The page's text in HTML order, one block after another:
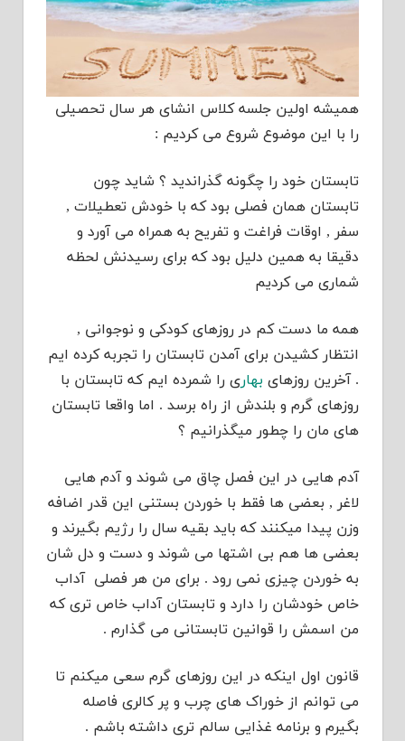
همیشه اولین جلسه کلاس انشای هر سال تحصیلی
را با این موضوع شروع می کردیم :
تابستان خود را چگونه گذراندید ؟ شاید چون
تابستان همان فصلی بود که با خودش تعطیلات ,
سفر , اوقات فراغت و تفریح به همراه می آورد و
دقیقا به همین دلیل بود که برای رسیدنش لحظه
شماری می کردیم
همه ما دست کم در روزهای کودکی و نوجوانی ,
انتظار کشیدن برای آمدن تابستان را تجربه کرده ایم
. آخرین روزهای بهاری را شمرده ایم که تابستان با
روزهای گرم و بلندش از راه برسد . اما واقعا تابستان
های مان را چطور میگذرانیم ؟
آدم هایی در این فصل چاق می شوند و آدم هایی
لاغر , بعضی ها فقط با خوردن بستنی این قدر اضافه
وزن پیدا میکنند که باید بقیه سال را رژیم بگیرند و
بعضی ها هم بی اشتها می شوند و دست و دل شان
به خوردن چیزی نمی رود . برای من هر فصلی آداب
خاص خودشان را دارد و تابستان آداب خاص تری که
من اسمش را قوانین تابستانی می گذارم .
قانون اول اینکه در این روزهای گرم سعی میکنم تا
می توانم از خوراک های چرب و پر کالری فاصله
بگیرم و برنامه غذایی سالم تری داشته باشم .